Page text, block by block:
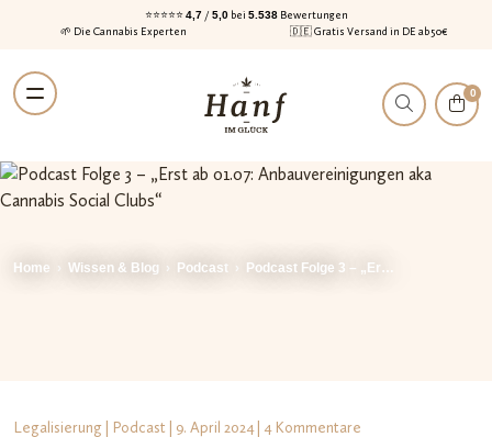
⭐⭐⭐⭐⭐4,7/ 5,0bei 5.538Bewertungen
🌱 Die Cannabis Experten
🇩🇪 Gratis Versand in DE ab 50€
Navigation
Inhalt
0
Home › Wissen & Blog › Podcast › Podcast Folge 3 – „Er…
Legalisierung Podcast | 9. April 2024 | 4 Kommentare